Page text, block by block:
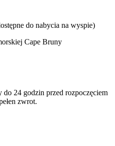
do nabycia na wyspie)
Cape Bruny
do 24 godzin przed rozpoczęciem
zwrot.